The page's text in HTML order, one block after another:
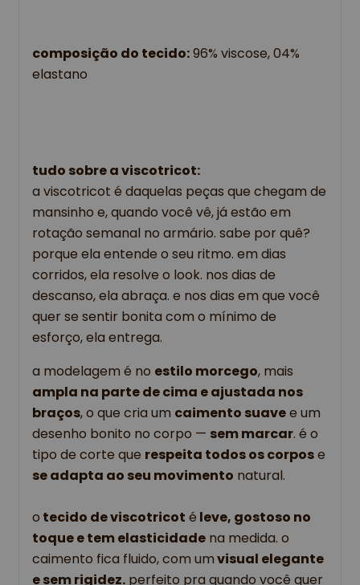
composição do tecido:96% viscose, 04%
elastano
tudo sobre a viscotricot:
a viscotricot é daquelas peças que chegam de
mansinho e, quando você vê, já estão em
rotação semanal no armário. sabe por quê?
porque ela entende o seu ritmo. em dias
corridos, ela resolve o look. nos dias de
descanso, ela abraça. e nos dias em que você
quer se sentir bonita com o mínimo de
esforço, ela entrega.
a modelagem é no estilo morcego, mais
ampla na parte de cima e ajustada nos
braços, o que cria um caimento suavee um
desenho bonito no corpo — sem marcar. é o
tipo de corte que respeita todos os corpose
se adapta ao seu movimento natural.
o tecido de viscotricot é leve, gostoso no
toque e tem elasticidade na medida. o
caimento fica fluido, com umvisual elegante
e sem rigidez. perfeito pra quando você quer